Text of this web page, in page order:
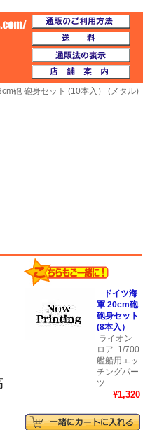
砲 砲身セット (10本入） (メタル)
ドイツ海
軍 20cm砲
砲身セット
(8本入）
ライオン
ロア 1/700
艦船用エッ
チングパー
ツ
¥1,320
ートの中を見る